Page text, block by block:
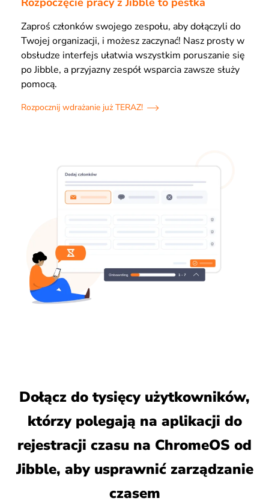
Zaproś członków swojego zespołu, aby dołączyli do
Twojej organizacji, i możesz zaczynać! Nasz prosty w
obsłudze interfejs ułatwia wszystkim poruszanie się
po Jibble, a przyjazny zespół wsparcia zawsze służy
pomocą.
Rozpocznij wdrażanie już TERAZ!
Dołącz do tysięcy użytkowników,
którzy polegają na aplikacji do
rejestracji czasu na ChromeOS od
Jibble, aby usprawnić zarządzanie
czasem